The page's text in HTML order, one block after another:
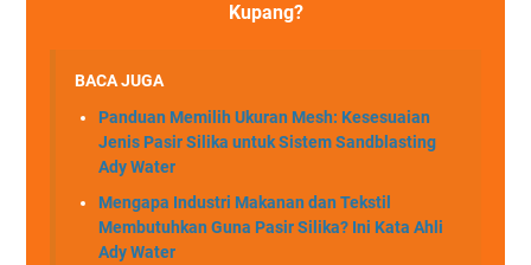
Kupang?
BACA JUGA
Panduan Memilih Ukuran Mesh: Kesesuaian
Jenis Pasir Silika untuk Sistem Sandblasting
Ady Water
Mengapa Industri Makanan dan Tekstil
Membutuhkan Guna Pasir Silika? Ini Kata Ahli
Ady Water